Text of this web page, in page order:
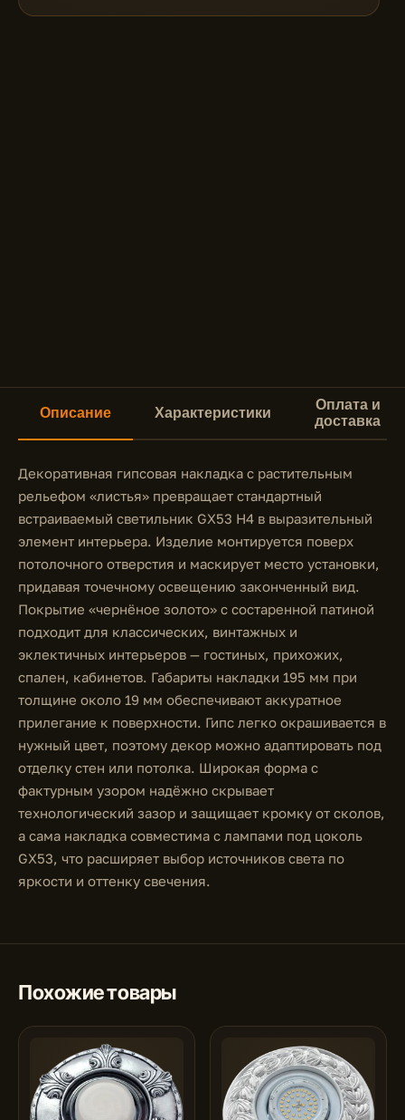
Описание Характеристики
Оплата и
доставка
Декоративная гипсовая накладка с растительным
рельефом «листья» превращает стандартный
встраиваемый светильник GX53 H4 в выразительный
элемент интерьера. Изделие монтируется поверх
потолочного отверстия и маскирует место установки,
придавая точечному освещению законченный вид.
Покрытие «чернёное золото» с состаренной патиной
подходит для классических, винтажных и
эклектичных интерьеров — гостиных, прихожих,
спален, кабинетов. Габариты накладки 195 мм при
толщине около 19 мм обеспечивают аккуратное
прилегание к поверхности. Гипс легко окрашивается в
нужный цвет, поэтому декор можно адаптировать под
отделку стен или потолка. Широкая форма с
фактурным узором надёжно скрывает
технологический зазор и защищает кромку от сколов,
а сама накладка совместима с лампами под цоколь
GX53, что расширяет выбор источников света по
яркости и оттенку свечения.
Похожие товары